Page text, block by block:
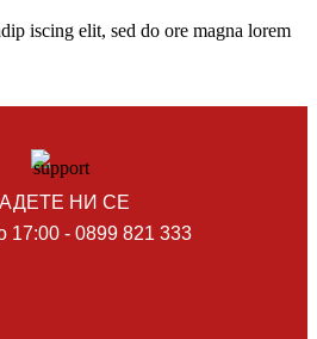
iscing elit, sed do ore magna lorem
НИ СЕ
17:00 - 0899 821 333